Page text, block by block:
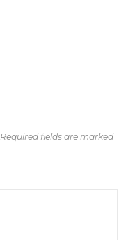
Required fields are marked